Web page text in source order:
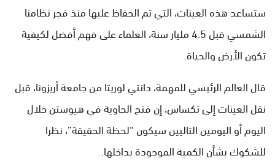
ستساعد هذه العينات، التي تم الحفاظ عليها منذ فجر نظامنا
الشمسي قبل 4.5 مليار سنة، العلماء على فهم أفضل لكيفية
تكون الأرض والحياة.
قال العالم الرئيسي للمهمة، دانتي لوريتا من جامعة أريزونا، قبل
نقل العينات إلى تكساس، إن فتح الحاوية في هيوستن خلال
اليوم أو اليومين التاليين سيكون “لحظة الحقيقة”، نظرا
للشكوك بشأن الكمية الموجودة بداخلها.